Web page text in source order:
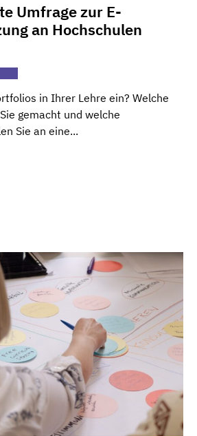
Umfrage zur E-
an Hochschulen
in Ihrer Lehre ein? Welche
gemacht und welche
Sie an eine...